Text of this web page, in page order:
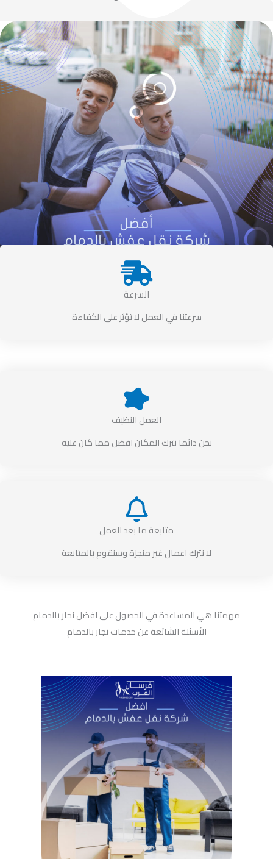
السرعة
سرعتنا في العمل لا تؤثر على الكفاءة
العمل النظيف
نحن دائما نترك المكان افضل مما كان عليه
متابعة ما بعد العمل
لا نترك اعمال غير منجزة وسنقوم بالمتابعة
مهمتنا هي المساعدة في الحصول على افضل نجار بالدمام
الأسئلة الشائعة عن خدمات نجار بالدمام